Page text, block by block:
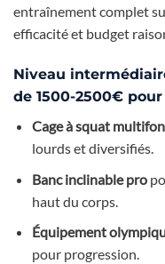
entraînement complet
efficacité et budget
Niveau
de 1500-2500€
Cage à squat
lourds et diversifiés.
Banc inclinable pro
haut du corps.
Équipement
pour progression.